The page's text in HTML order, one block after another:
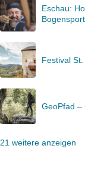
Eschau:
Bogensport
Festival
GeoPfad –
21 weitere anzeigen